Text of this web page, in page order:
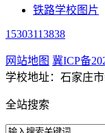
铁路学校图片
15303113838
网站地图 冀ICP备
学校地址：石家庄
全站搜索